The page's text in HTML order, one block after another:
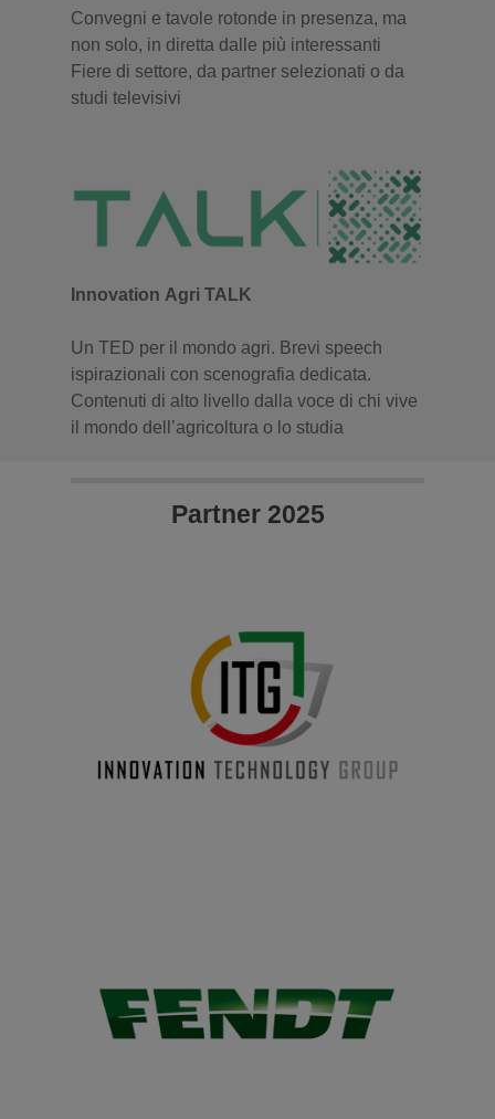
Convegni e tavole rotonde in presenza, ma
non solo, in diretta dalle più interessanti
Fiere di settore, da partner selezionati o da
studi televisivi
Innovation Agri TALK
Un TED per il mondo agri. Brevi speech
ispirazionali con scenografia dedicata.
Contenuti di alto livello dalla voce di chi vive
il mondo dell’agricoltura o lo studia
Partner 2025